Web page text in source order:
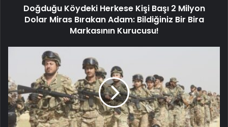
Doğduğu Köydeki Herkese Kişi Başı 2 Milyon
Dolar Miras Bırakan Adam: Bildiğiniz Bir Bira
Markasının Kurucusu!